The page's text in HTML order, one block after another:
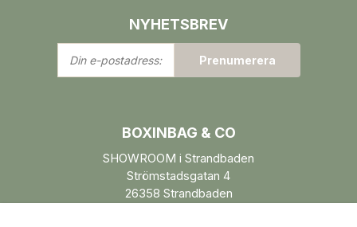
NYHETSBREV
Din
e-
Prenumerera
BOXINBAG & CO
SHOWROOM i Strandbaden
Strömstadsgatan 4
26358 Strandbaden